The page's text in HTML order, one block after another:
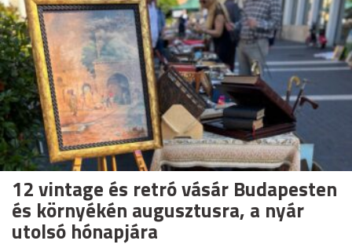
12 vintage és retró vásár Budapesten
és környékén augusztusra, a nyár
utolsó hónapjára